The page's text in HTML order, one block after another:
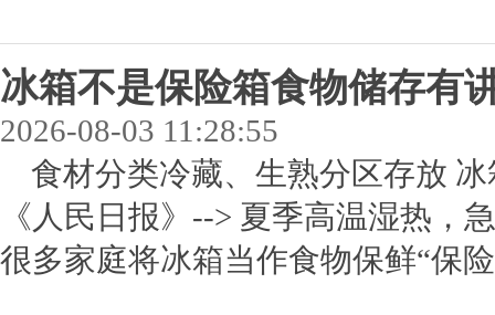
冰箱不是保险箱食物储存有
2026-08-03 11:28:55
食材分类冷藏、生熟分区存放
《人民日报》--> 夏季高温湿热，
很多家庭将冰箱当作食物保鲜“保